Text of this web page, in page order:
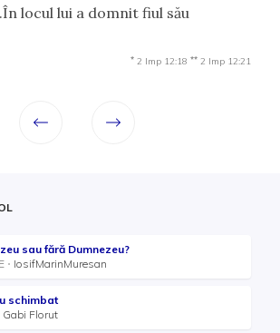
locul lui a domnit fiul său
* 2 Imp 12:18 ** 2 Imp 12:21
sau fără Dumnezeu?
IosifMarinMuresan
schimbat
Gabi Florut